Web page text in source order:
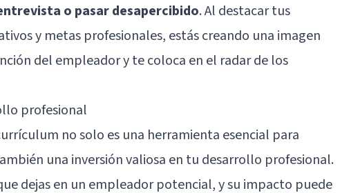
o pasar desapercibido. Al destacar tus
y metas profesionales, estás creando una imagen
del empleador y te coloca en el radar de los
profesional
no solo es una herramienta esencial para
una inversión valiosa en tu desarrollo profesional.
dejas en un empleador potencial, y su impacto puede